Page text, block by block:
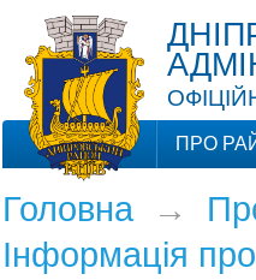
ПРО
Головна→
Інформація